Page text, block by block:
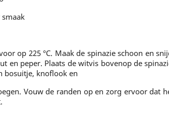
op 225 °C. Maak de spinazie schoon en
en peper. Plaats de witvis bovenop de
bosuitje, knoflook en
Vouw de randen op en zorg ervoor dat